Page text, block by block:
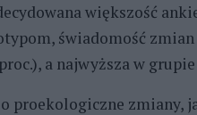
większość
świadomość
a najwyższa w
proekologiczne zmiany,